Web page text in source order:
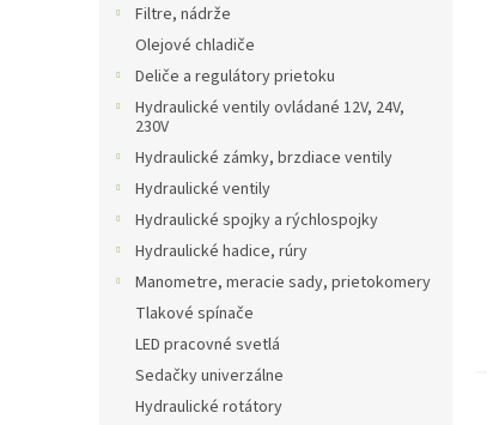
Filtre, nádrže
Olejové chladiče
Deliče a regulátory prietoku
Hydraulické ventily ovládané 12V, 24V,
230V
Hydraulické zámky, brzdiace ventily
Hydraulické ventily
Hydraulické spojky a rýchlospojky
Hydraulické hadice, rúry
Manometre, meracie sady, prietokomery
Tlakové spínače
LED pracovné svetlá
Sedačky univerzálne
Hydraulické rotátory